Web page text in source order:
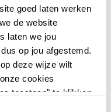
goed laten werken
de website
laten we jou
op jou afgestemd.
deze wijze wilt
cookies
toestaan" te klikken.